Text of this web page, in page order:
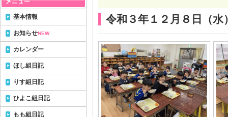
令和３年１２月８日（
基本情報
お知らせNEW
カレンダー
ほし組日記
りす組日記
ひよこ組日記
もも組日記